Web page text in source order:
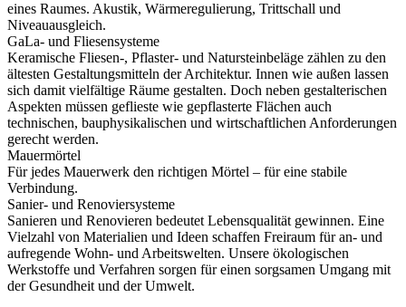
eines Raumes. Akustik, Wärmeregulierung, Trittschall und
Niveauausgleich.
GaLa- und Fliesensysteme
Keramische Fliesen-, Pflaster- und Natursteinbeläge zählen zu den
ältesten Gestaltungsmitteln der Architektur. Innen wie außen lassen
sich damit vielfältige Räume gestalten. Doch neben gestalterischen
Aspekten müssen geflieste wie gepflasterte Flächen auch
technischen, bauphysikalischen und wirtschaftlichen Anforderungen
gerecht werden.
Mauermörtel
Für jedes Mauerwerk den richtigen Mörtel – für eine stabile
Verbindung.
Sanier- und Renoviersysteme
Sanieren und Renovieren bedeutet Lebensqualität gewinnen. Eine
Vielzahl von Materialien und Ideen schaffen Freiraum für an- und
aufregende Wohn- und Arbeitswelten. Unsere ökologischen
Werkstoffe und Verfahren sorgen für einen sorgsamen Umgang mit
der Gesundheit und der Umwelt.